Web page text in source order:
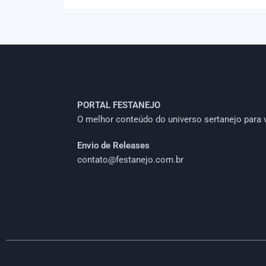
PORTAL FESTANEJO
O melhor conteúdo do universo sertanejo para
Envio de Releases
contato@festanejo.com.br